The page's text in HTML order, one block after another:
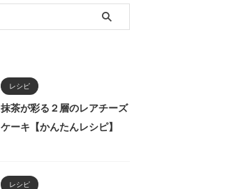
レシピ
抹茶が彩る２層のレアチーズ
ケーキ【かんたんレシピ】
レシピ